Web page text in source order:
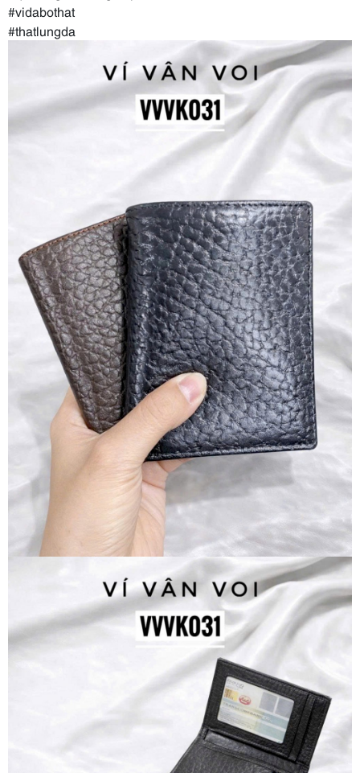
#vidabothat
#thatlungda